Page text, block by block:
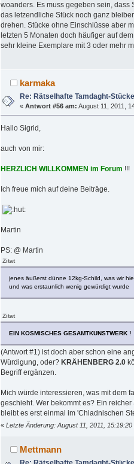
woanders. Es muss gegeben sein, dass
das letzendliche Stück noch ganz
drehen. Stücke ohne Einschlüsse aber
letzten 5 Monaten doch häufiger auf
sehr kleine Exemplare mit 3 oder mehr
karmaka
Re: Rätselhafte Tamdaght-
«Antwort #56 am: August 11, 2011,
Hallo Sigrid,
auch von mir:
HERZLICH WILLKOMMEN im Forum !!!
Ich freue mich auf deine Beiträge.
Martin
PS: @ Martin
Zitat
jenes äußerst dünne 12kg-Schild, was wir
und was erstaunlich wenig gewürdigt wurde
Zitat
EIN KOSMISCHES GESAMTKUNSTWERK !
(Antwort #1) ist doch aber schon eine
Würdigung, oder? KRÄHENBERG 2.0
Begriff ergänzen.
Mich würde interessieren, was mit dem
geschieht. Wer bekommt es? Ein
bleibt es erst einmal im 'Chladnischen
« Letzte Änderung: August 11, 2011,
Mettmann